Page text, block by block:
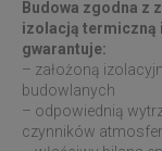
Budowa zgodna z
izolacją termiczną
gwarantuje:
– założoną
budowlanych
– odpowiednią
czynników